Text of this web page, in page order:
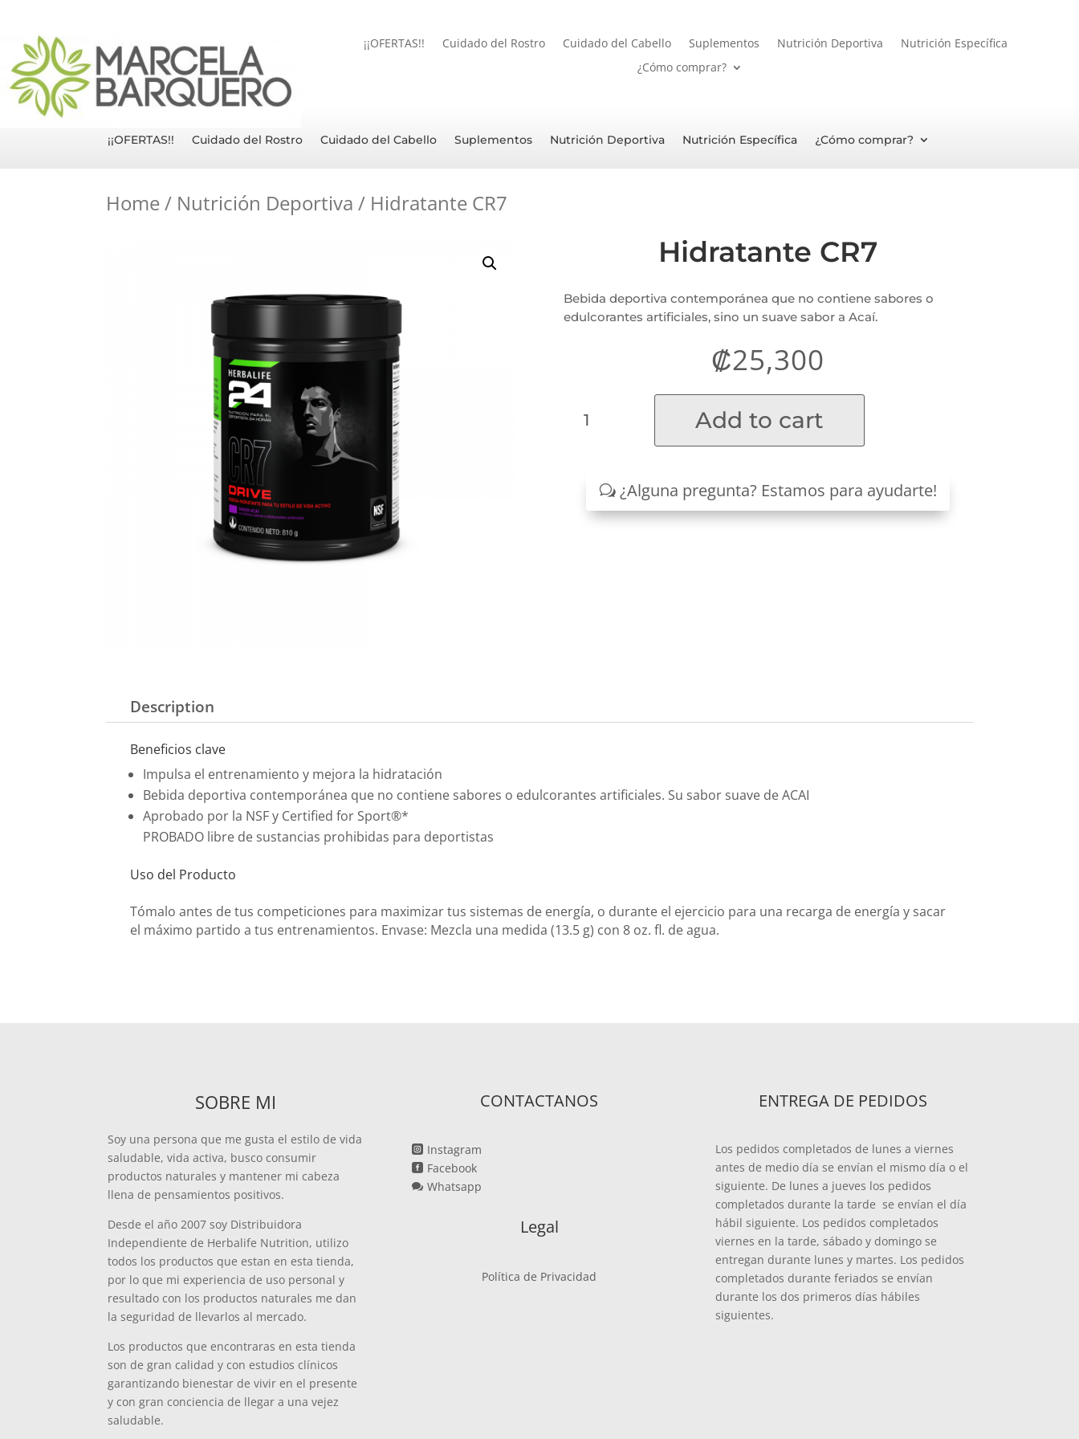
¡¡OFERTAS!! Cuidado del Rostro Cuidado del Cabello Suplementos Nutrición Deportiva
Nutrición Específica
¿Cómo comprar?
¡¡OFERTAS!! Cuidado del Rostro Cuidado del Cabello Suplementos Nutrición Deportiva Nutrición Específica ¿Cómo comprar?
Home/ Nutrición Deportiva / Hidratante CR7
Hidratante CR7
Bebida deportiva contemporánea que no contiene sabores o
edulcorantes artificiales, sino un suave sabor a Acaí.
₡25,300
CR7
Add to cart
¿Alguna pregunta? Estamos para ayudarte!
Description
Beneficios clave
Impulsa el entrenamiento y mejora la hidratación
Bebida deportiva contemporánea que no contiene sabores o edulcorantes artificiales. Su sabor suave de ACAI
Aprobado por la NSF y Certified for Sport®*
PROBADO libre de sustancias prohibidas para deportistas
Uso del Producto
Tómalo antes de tus competiciones para maximizar tus sistemas de energía, o durante el ejercicio para una recarga de energía y sacar
el máximo partido a tus entrenamientos. Envase: Mezcla una medida (13.5 g) con 8 oz. fl. de agua.
SOBRE MI
Soy una persona que me gusta el estilo de vida
saludable, vida activa, busco consumir
productos naturales y mantener mi cabeza
llena de pensamientos positivos.
Desde el año 2007 soy Distribuidora
Independiente de Herbalife Nutrition, utilizo
todos los productos que estan en esta tienda,
por lo que mi experiencia de uso personal y
resultado con los productos naturales me dan
la seguridad de llevarlos al mercado.
Los productos que encontraras en esta tienda
son de gran calidad y con estudios clínicos
garantizando bienestar de vivir en el presente
y con gran conciencia de llegar a una vejez
saludable.
CONTACTANOS
 Instagram
 Facebook
 Whatsapp
Legal
Política de Privacidad
ENTREGA DE PEDIDOS
Los pedidos completados de lunes a viernes
antes de medio día se envían el mismo día o el
siguiente. De lunes a jueves los pedidos
completados durante la tarde se envían el día
hábil siguiente. Los pedidos completados
viernes en la tarde, sábado y domingo se
entregan durante lunes y martes. Los pedidos
completados durante feriados se envían
durante los dos primeros días hábiles
siguientes.